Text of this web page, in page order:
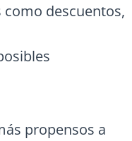
descuentos,
propensos a